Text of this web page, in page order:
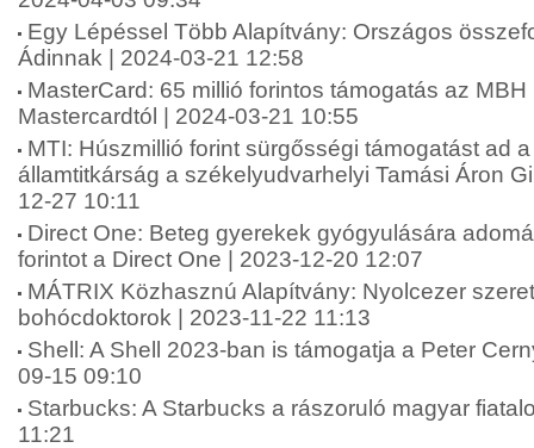
Egy Lépéssel Több Alapítvány: Országos
Ádinnak | 2024-03-21 12:58
MasterCard: 65 millió forintos támogatás az
Mastercardtól | 2024-03-21 10:55
MTI: Húszmillió forint sürgősségi támogatást ad
államtitkárság a székelyudvarhelyi Tamási Áron
12-27 10:11
Direct One: Beteg gyerekek gyógyulására
forintot a Direct One | 2023-12-20 12:07
MÁTRIX Közhasznú Alapítvány: Nyolcezer
bohócdoktorok | 2023-11-22 11:13
Shell: A Shell 2023-ban is támogatja a Peter
09-15 09:10
Starbucks: A Starbucks a rászoruló magyar
11:21